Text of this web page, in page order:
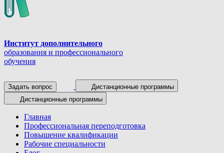
Институт дополнительного
образования и профессионального
обучения
Задать вопрос
Дистанционные программы
Дистанционные программы
Главная
Профессиональная переподготовка
Повышение квалификации
Рабочие специальности